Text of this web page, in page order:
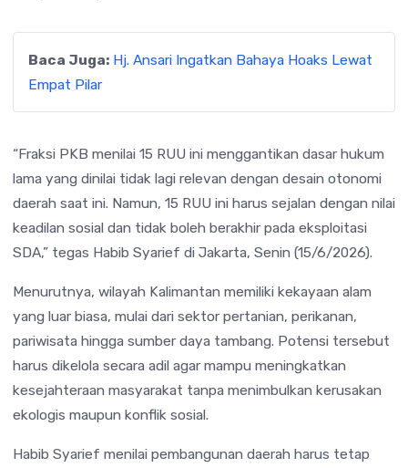
Baca Juga: Hj. Ansari Ingatkan Bahaya Hoaks Lewat
Empat Pilar
“Fraksi PKB menilai 15 RUU ini menggantikan dasar hukum
lama yang dinilai tidak lagi relevan dengan desain otonomi
daerah saat ini. Namun, 15 RUU ini harus sejalan dengan nilai
keadilan sosial dan tidak boleh berakhir pada eksploitasi
SDA,” tegas Habib Syarief di Jakarta, Senin (15/6/2026).
Menurutnya, wilayah Kalimantan memiliki kekayaan alam
yang luar biasa, mulai dari sektor pertanian, perikanan,
pariwisata hingga sumber daya tambang. Potensi tersebut
harus dikelola secara adil agar mampu meningkatkan
kesejahteraan masyarakat tanpa menimbulkan kerusakan
ekologis maupun konflik sosial.
Habib Syarief menilai pembangunan daerah harus tetap